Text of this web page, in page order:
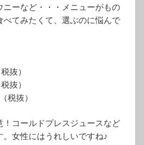
ーなど・・・メニューがもの
てみたくて、選ぶのに悩んで
抜）
抜）
抜）
コールドプレスジュースなど
女性にはうれしいですね♪